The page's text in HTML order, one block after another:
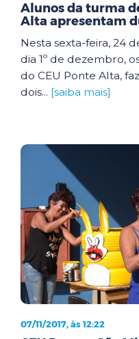
Alunos da turma
Alta apresentam
Nesta sexta-feira, 24
dia 1º de dezembro,
do CEU Ponte Alta,
dois... [saiba mais]
07/11/2017, às 12:22